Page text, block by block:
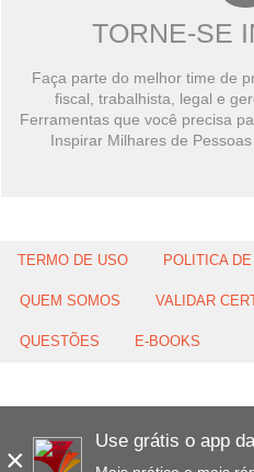
×
Use grátis o app
TORNE-SE
Faça parte do melhor time de
fiscal, trabalhista, legal e
Ferramentas que você precisa
Inspirar Milhares de
TERMO DE USO POLITICA
QUEM SOMOS VALIDAR
QUESTÕES E-BOOKS